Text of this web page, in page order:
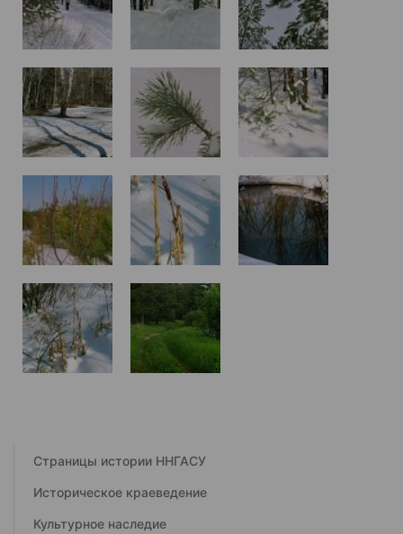
Страницы истории ННГАСУ
Историческое краеведение
Культурное наследие